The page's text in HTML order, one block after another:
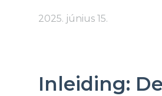
2025. június 15.
Inleiding: